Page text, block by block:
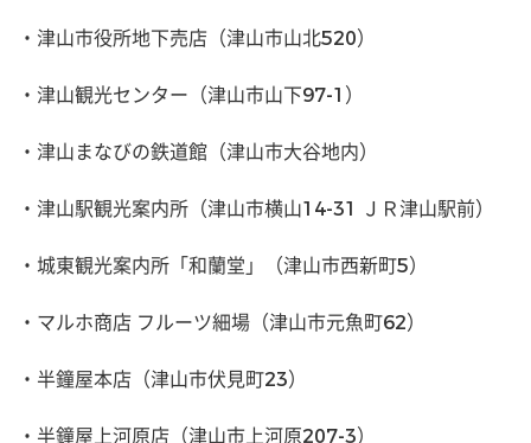
・津山市役所地下売店（津山市山北520）
・津山観光センター（津山市山下97-1）
・津山まなびの鉄道館（津山市大谷地内）
・津山駅観光案内所（津山市横山14-31 ＪＲ津山駅前）
・城東観光案内所「和蘭堂」（津山市西新町5）
・マルホ商店 フルーツ細場（津山市元魚町62）
・半鐘屋本店（津山市伏見町23）
・半鐘屋上河原店（津山市上河原207-3）